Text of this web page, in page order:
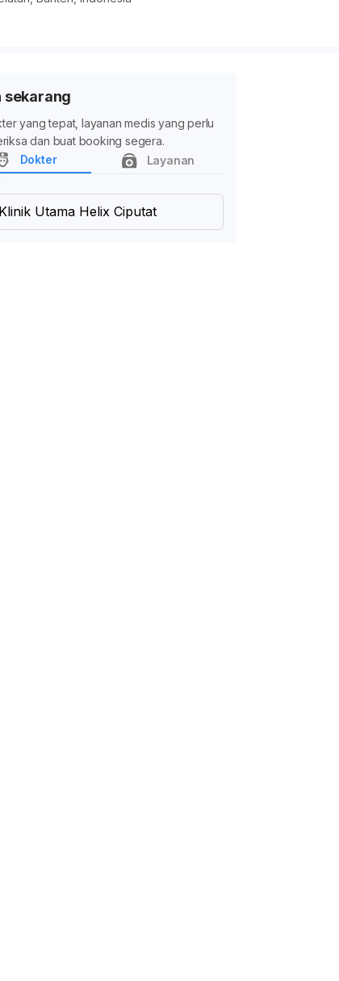
sekarang
yang tepat, layanan medis yang perlu
dan buat booking segera.
Dokter
Layanan